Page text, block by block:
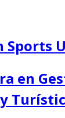
Sports
en